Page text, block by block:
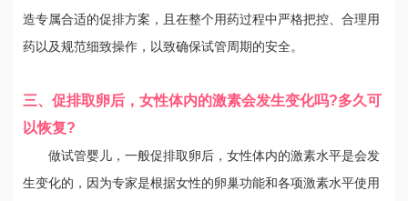
造专属合适的促排方案，且在整个用药过程中严格把控、合理用
药以及规范细致操作，以致确保试管周期的安全。
三、促排取卵后，女性体内的激素会发生变化吗?多久可
以恢复?
做试管婴儿，一般促排取卵后，女性体内的激素水平是会发
生变化的，因为专家是根据女性的卵巢功能和各项激素水平使用